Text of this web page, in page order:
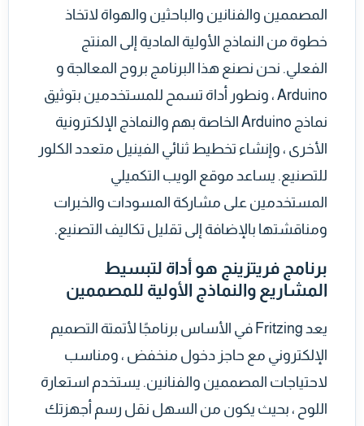
المصممين والفنانين والباحثين والهواة لاتخاذ
خطوة من النماذج الأولية المادية إلى المنتج
الفعلي. نحن نصنع هذا البرنامج بروح المعالجة و
Arduino ، ونطور أداة تسمح للمستخدمين بتوثيق
نماذج Arduino الخاصة بهم والنماذج الإلكترونية
الأخرى ، وإنشاء تخطيط ثنائي الفينيل متعدد الكلور
للتصنيع. يساعد موقع الويب التكميلي
المستخدمين على مشاركة المسودات والخبرات
ومناقشتها بالإضافة إلى تقليل تكاليف التصنيع.
برنامج فريتزينج هو أداة لتبسيط
المشاريع والنماذج الأولية للمصممين
يعد Fritzing في الأساس برنامجًا لأتمتة التصميم
الإلكتروني مع حاجز دخول منخفض ، ومناسب
لاحتياجات المصممين والفنانين. يستخدم استعارة
اللوح ، بحيث يكون من السهل نقل رسم أجهزتك